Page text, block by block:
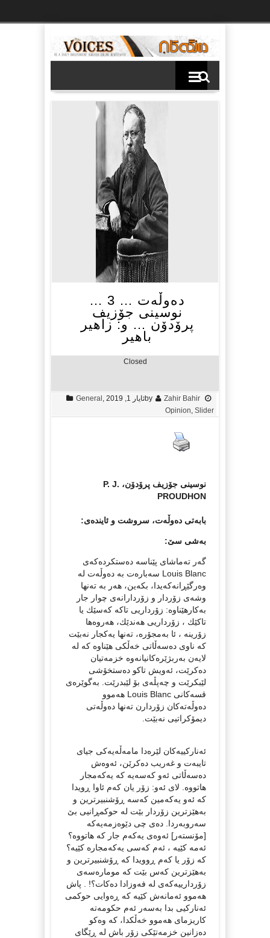
دەوڵەت … 3 …
نوسینی جۆزیف
پرۆدۆن … و: زاهیر
باهیر
Closed
by Zahir Bahir ئایار 1, 2019 General
Opinion Slider
نوسینی جۆزیف پرۆدۆن، P. J.
PROUDHON
بابەتی دەوڵەت، سروشت و ئایندەی:
بەشی سێ:
گەر تەماشای پێناسە دەستکردەکەی
Louis Blanc سەبارەت بە دەوڵەت لە
وەرگێڕانەکەیدا، بکەین، هەر بە تەنها
وشەی زۆردار و زۆردارانەی چوار جار
بەکارهێناوە: زۆرداریی تاکە کەسێك یا
تاکێك ، زۆرداریی هەندێك، هەروەها
زۆرینە ، ئا بەمجۆرە، تەنها یەکجار نەبێت
کە ناوی دەسەڵاتی خەڵکی هێناوە کە لە
لایەن بەربژێرەکانیانەوە خزمەتیان
دەکرێت، ئەویش تاکو دەستخۆشی
لێبکرێت و چەپڵەی بۆ لێبدرێت. بەگوێرەی
قسەکانی Louis Blanc هەموو
دەوڵەتەکان زۆردارن تەنها دەوڵەتی
دیمۆکراتیی نەبێت.
ئەنارکییەکان لێرەدا مامەڵەیەکی جیای
تایبەت و غەریب دەکرێن، ئەوەش
دەسەڵاتی ئەو کەسەیە کە یەکەمجار
هاتووە. لای ئەو: زۆر یان کەم ئاوا ڕویدا
کە ئەو یەکەمین کەسە ڕۆشنبیرترین و
بەهێزترین زۆردار بێت لە حوکمڕانیی بێ
سەروبەردا. دەی چی دێوەزمەیەکە
[مۆنستەر] ئەوەی یەکەم جار کە هاتووە؟
ئەمە کێیە ، ئەم کەسی یەکەمجارە کێیە؟
کە زۆر یا کەم ڕوویدا کە ڕۆشنبیرترین و
بەهێزترین کەس بێت کە مومارەسەی
زۆردارییەکەی لە فەوزادا دەکات؟! . پاش
هەموو ئەمانەش کێیە کە ڕەوایی حوکمی
ئەنارکیی بدا بەسەر ئەم حکومەتە
کاریزمای هەموو خەڵكدا، کە وەکو
دەزانین خزمەتێکی زۆر باش لە ڕێگای